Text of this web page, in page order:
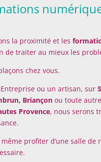
la proximité et les
de traiter au mieux les
chez vous.
ou un artisan, sur
Briançonou toute
Provence, nous serons
profiter d’une salle